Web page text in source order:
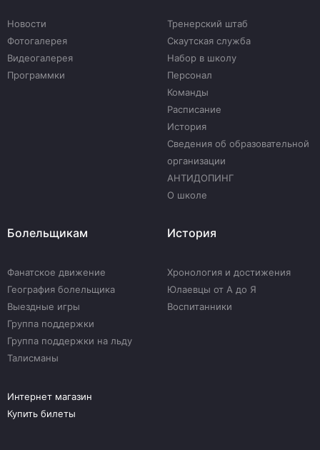
Новости
Фотогалерея
Видеогалерея
Программки
Тренерский штаб
Скаутская служба
Набор в школу
Персонал
Команды
Расписание
История
Сведения об образовательной
организации
АНТИДОПИНГ
О школе
Болельщикам
Фанатское движение
География болельщика
Выездные игры
Группа поддержки
Группа поддержки на льду
Талисманы
История
Хронология и достижения
Юлаевцы от А до Я
Воспитанники
Интернет магазин
Купить билеты